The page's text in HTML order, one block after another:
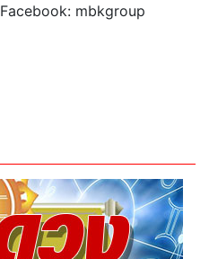
Facebook: mbkgroup